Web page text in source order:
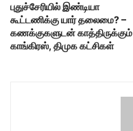
புதுச்சேரியில் இண்டியா
கூட்டணிக்கு யார் தலைமை? –
கணக்குகளுடன் காத்திருக்கும்
காங்கிரஸ், திமுக கட்சிகள்